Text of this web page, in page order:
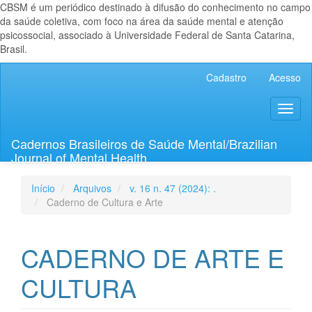
CBSM é um periódico destinado à difusão do conhecimento no campo
da saúde coletiva, com foco na área da saúde mental e atenção
psicossocial, associado à Universidade Federal de Santa Catarina,
Brasil.
Lateral
Cadastro Acesso
Cadernos Brasileiros de Saúde Mental/Brazilian
Journal of Mental Health
Início Arquivos
v. 16 n. 47 (2024): .
Caderno de Cultura e Arte
CADERNO DE ARTE E
CULTURA